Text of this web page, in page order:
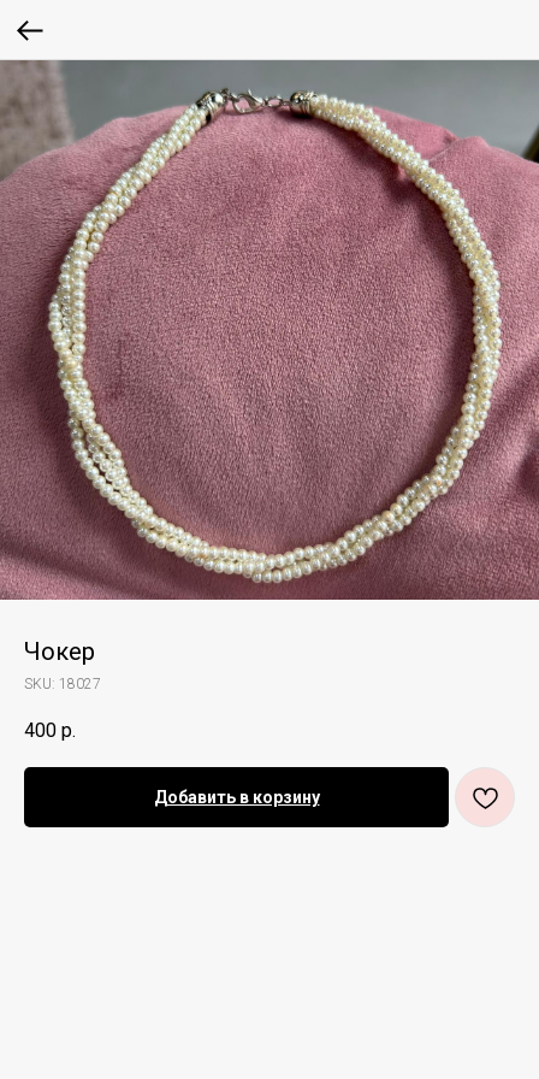
Чокер
SKU: 18027
400 р.
Добавить в корзину